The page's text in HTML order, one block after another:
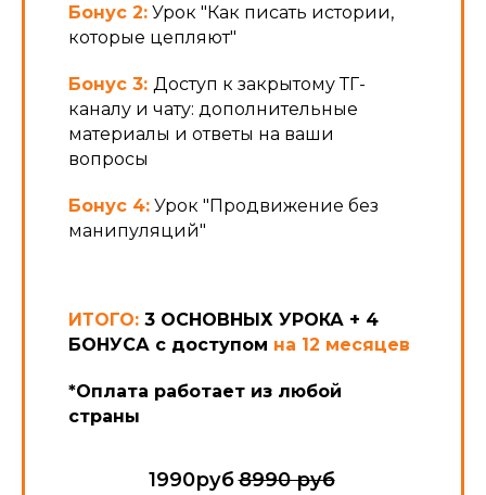
Бонус 2: Урок "Как писать истории,
которые цепляют"
Бонус 3: Доступ к закрытому ТГ-
каналу и чату: дополнительные
материалы и ответы на ваши
вопросы
Бонус 4: Урок "Продвижение без
манипуляций"
ИТОГО: 3 ОСНОВНЫХ УРОКА + 4
БОНУСА с доступом на 12 месяцев
*Оплата работает из любой
страны
1990руб8990 руб